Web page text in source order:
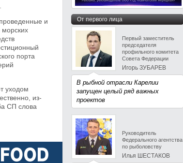
и
морских
порта
уходом
из-
СП слова
От первого лица
Первый заместитель
председателя
профильного комитета
Совета Федерации
Игорь ЗУБАРЕВ
В рыбной отрасли Карелии
запущен целый ряд важных
проектов
Руководитель
Федерального агентства
по рыболовству
Илья ШЕСТАКОВ